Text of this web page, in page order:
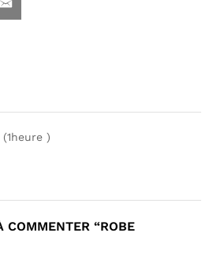
)
COMMENTER “ROBE